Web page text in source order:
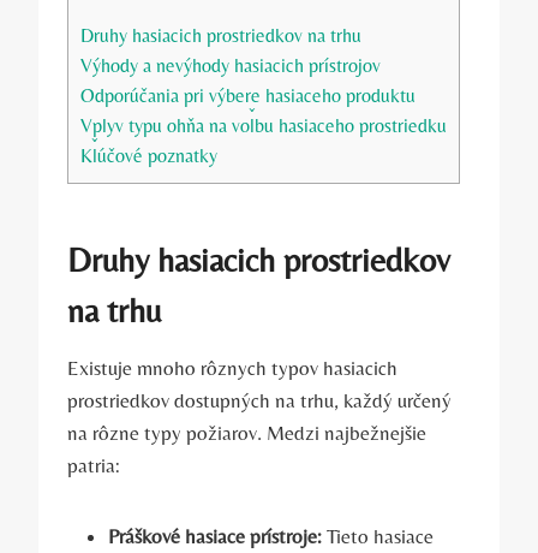
Druhy hasiacich prostriedkov na trhu
Výhody a nevýhody hasiacich prístrojov
Odporúčania pri výbere hasiaceho produktu
Vplyv typu ohňa na voľbu hasiaceho prostriedku
Kľúčové poznatky
Druhy hasiacich prostriedkov
na trhu
Existuje mnoho rôznych typov hasiacich
prostriedkov dostupných na trhu, každý určený
na rôzne typy požiarov. Medzi najbežnejšie
patria:
Práškové hasiace prístroje: Tieto hasiace